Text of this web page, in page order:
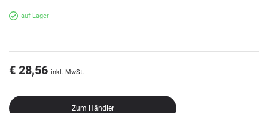
auf Lager
€ 28,56 inkl. MwSt.
Zum Händler